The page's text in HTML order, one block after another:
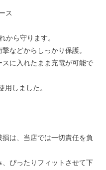
ス
から守ります。
などからしっかり保護。
に入れたまま充電が可能で
用しました。
は、当店では一切責任を負
ぴったりフィットさせて下